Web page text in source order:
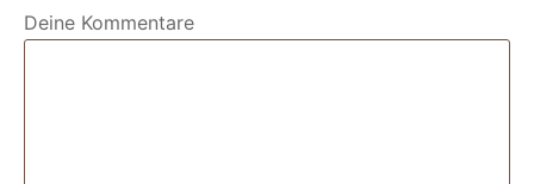
Page URI *erforderlich
Deine Kommentare